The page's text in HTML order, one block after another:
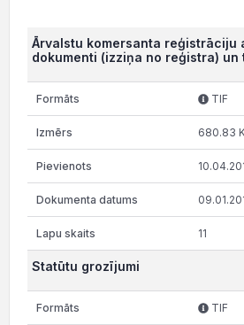
Ārvalstu komersanta reģistrāciju
dokumenti (izziņa no reģistra) un
TIF
680.83
11
Statūtu grozījumi
TIF